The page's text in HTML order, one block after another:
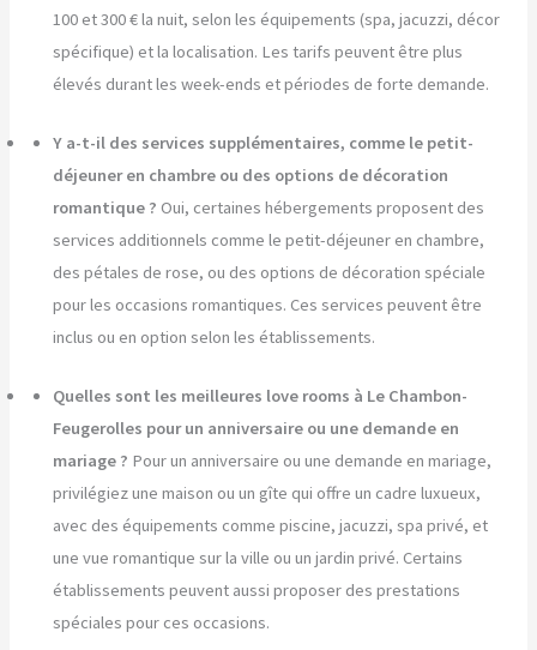
100 et 300 € la nuit, selon les équipements (spa, jacuzzi, décor
spécifique) et la localisation. Les tarifs peuvent être plus
élevés durant les week-ends et périodes de forte demande.
Y a-t-il des services supplémentaires, comme le petit-
déjeuner en chambre ou des options de décoration
romantique ? Oui, certaines hébergements proposent des
services additionnels comme le petit-déjeuner en chambre,
des pétales de rose, ou des options de décoration spéciale
pour les occasions romantiques. Ces services peuvent être
inclus ou en option selon les établissements.
Quelles sont les meilleures love rooms à Le Chambon-
Feugerolles pour un anniversaire ou une demande en
mariage ? Pour un anniversaire ou une demande en mariage,
privilégiez une maison ou un gîte qui offre un cadre luxueux,
avec des équipements comme piscine, jacuzzi, spa privé, et
une vue romantique sur la ville ou un jardin privé. Certains
établissements peuvent aussi proposer des prestations
spéciales pour ces occasions.